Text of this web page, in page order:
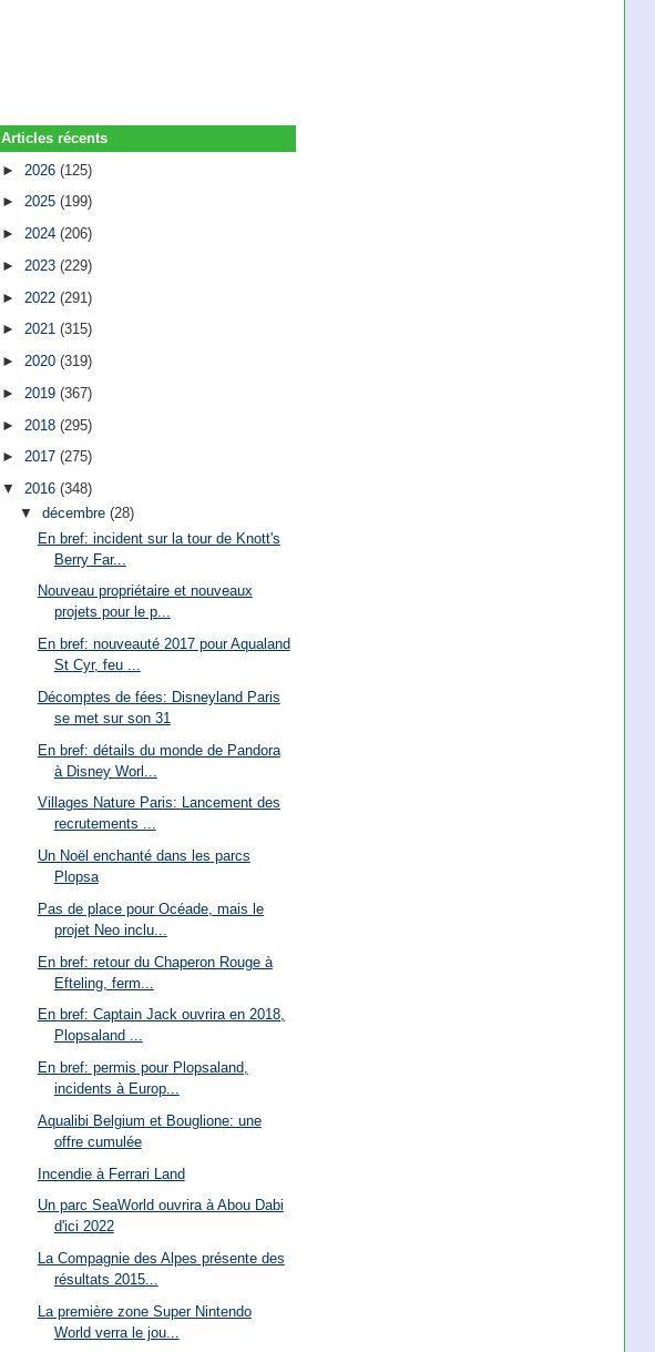
Articles récents
► 2026(125)
►2025(199)
►2024(206)
► 2023(229)
► 2022(291)
►2021(315)
►2020(319)
► 2019(367)
► 2018(295)
►2017(275)
▼2016(348)
▼ décembre (28)
En bref: incident sur la tour de Knott's
Berry Far...
Nouveau propriétaire et nouveaux
projets pour le p...
En bref: nouveauté 2017 pour Aqualand
St Cyr, feu ...
Décomptes de fées: Disneyland Paris
se met sur son 31
En bref: détails du monde de Pandora
à Disney Worl...
Villages Nature Paris: Lancement des
recrutements ...
Un Noël enchanté dans les parcs
Plopsa
Pas de place pour Océade, mais le
projet Neo inclu...
En bref: retour du Chaperon Rouge à
Efteling, ferm...
En bref: Captain Jack ouvrira en 2018,
Plopsaland ...
En bref: permis pour Plopsaland,
incidents à Europ...
Aqualibi Belgium et Bouglione: une
offre cumulée
Incendie à Ferrari Land
Un parc SeaWorld ouvrira à Abou Dabi
d'ici 2022
La Compagnie des Alpes présente des
résultats 2015...
La première zone Super Nintendo
World verra le jou...